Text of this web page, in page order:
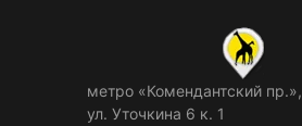
метро «Комендантский пр.»,
ул. Уточкина 6 к. 1